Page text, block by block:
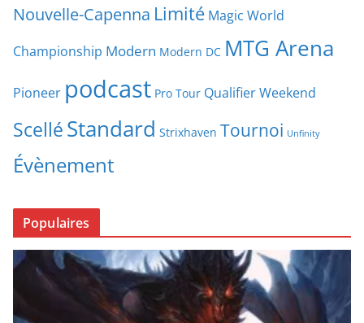
Nouvelle-Capenna Limité Magic World
Championship Modern Modern DC MTG Arena
Pioneer podcast Pro Tour Qualifier Weekend
ScelléStandard Strixhaven Tournoi Unfinity
Évènement
Populaires